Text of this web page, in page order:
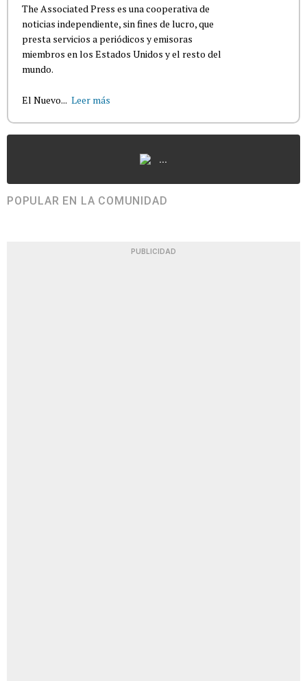
The Associated Press es una cooperativa de
noticias independiente, sin fines de lucro, que
presta servicios a periódicos y emisoras
miembros en los Estados Unidos y el resto del
mundo.
El Nuevo... Leer más
...
POPULAR EN LA COMUNIDAD
PUBLICIDAD